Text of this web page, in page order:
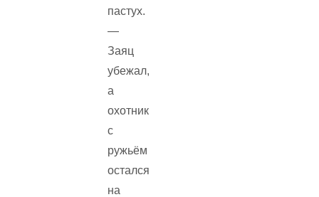
пастух.
—
Заяц
убежал,
а
охотник
с
ружьём
остался
на